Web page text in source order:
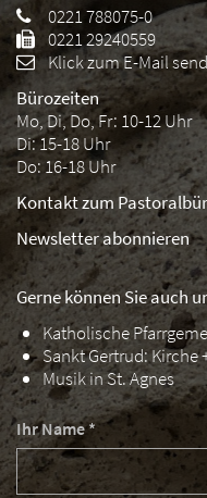
Ihr Name *
0221 788075-0
0221 29240559
Klick zum E-Mail
Bürozeiten
Mo, Di, Do, Fr: 10-12 Uhr
Di: 15-18 Uhr
Do: 16-18 Uhr
Kontakt zum
Newsletter abonnieren
Gerne können Sie auch
Katholische
Sankt Gertrud: Kirche
Musik in St. Agnes